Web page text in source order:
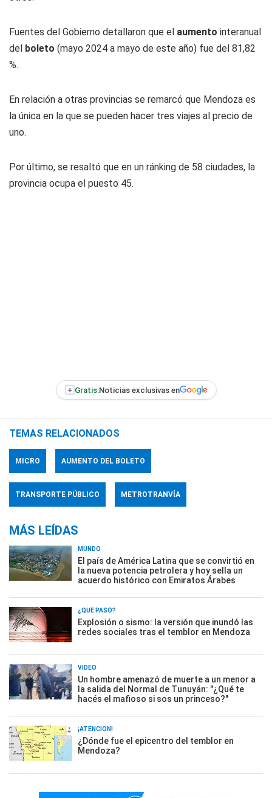
Fuentes del Gobierno detallaron que el aumento interanual
del boleto (mayo 2024 a mayo de este año) fue del 81,82
%.
En relación a otras provincias se remarcó que Mendoza es
la única en la que se pueden hacer tres viajes al precio de
uno.
Por último, se resaltó que en un ránking de 58 ciudades, la
provincia ocupa el puesto 45.
+ Gratis:Noticias exclusivas en
TEMAS RELACIONADOS
MICRO AUMENTO DEL BOLETO
TRANSPORTE PÚBLICO METROTRANVÍA
MÁS LEÍDAS
MUNDO
El país de América Latina que se convirtió en
la nueva potencia petrolera y hoy sella un
acuerdo histórico con Emiratos Árabes
¿QUÉ PASÓ?
Explosión o sismo: la versión que inundó las
redes sociales tras el temblor en Mendoza
VIDEO
Un hombre amenazó de muerte a un menor a
la salida del Normal de Tunuyán: "¿Qué te
hacés el mafioso si sos un princeso?"
¡ATENCIÓN!
¿Dónde fue el epicentro del temblor en
Mendoza?